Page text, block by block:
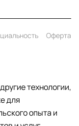
Оферта
технологии,
для
опыта и